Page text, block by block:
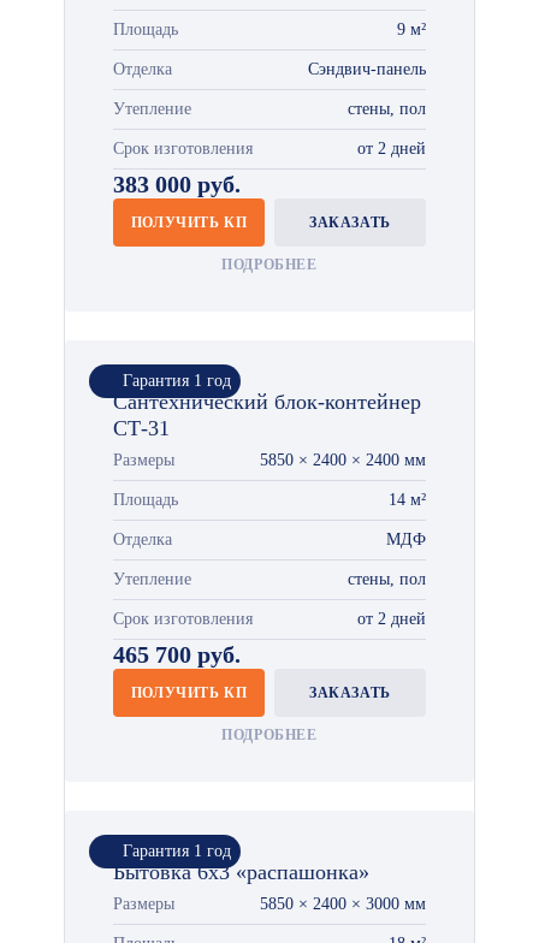
Площадь 9 м²
Отделка Сэндвич-панель
Утепление стены, пол
Срок изготовления от 2 дней
383 000 руб.
ПОЛУЧИТЬ КП ЗАКАЗАТЬ
ПОДРОБНЕЕ
Гарантия 1 год
Сантехнический блок-контейнер
СТ-31
Размеры 5850 × 2400 × 2400 мм
Площадь 14 м²
Отделка МДФ
Утепление стены, пол
Срок изготовления от 2 дней
465 700 руб.
ПОЛУЧИТЬ КП ЗАКАЗАТЬ
ПОДРОБНЕЕ
Гарантия 1 год
Бытовка 6х3 «распашонка»
Размеры 5850 × 2400 × 3000 мм